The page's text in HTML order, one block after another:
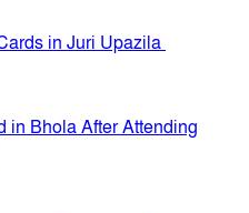
in Juri Upazila
in Bhola After Attending